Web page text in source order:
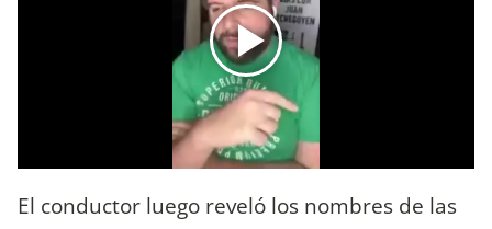
El conductor luego reveló los nombres de las